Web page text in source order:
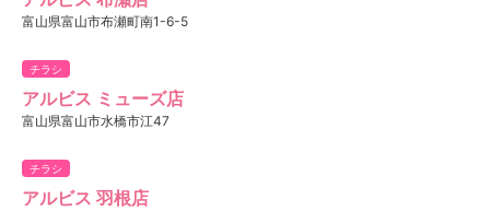
富山県富山市布瀬町南1-6-5
チラシ
アルビス ミューズ店
富山県富山市水橋市江47
チラシ
アルビス 羽根店